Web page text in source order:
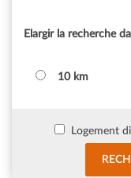
Elargir la recherche
10 km
Logement